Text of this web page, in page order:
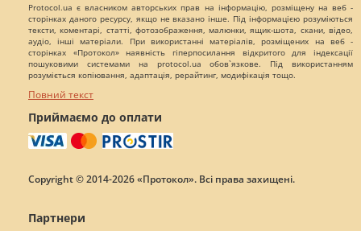
Protocol.ua є власником авторських прав на інформацію, розміщену на веб -
сторінках даного ресурсу, якщо не вказано інше. Під інформацією розуміються
тексти, коментарі, статті, фотозображення, малюнки, ящик-шота, скани, відео,
аудіо, інші матеріали. При використанні матеріалів, розміщених на веб -
сторінках «Протокол» наявність гіперпосилання відкритого для індексації
пошуковими системами на protocol.ua обов`язкове. Під використанням
розуміється копіювання, адаптація, рерайтинг, модифікація тощо.
Повний текст
Приймаємо до оплати
Copyright © 2014-2026 «Протокол». Всі права захищені.
Партнери